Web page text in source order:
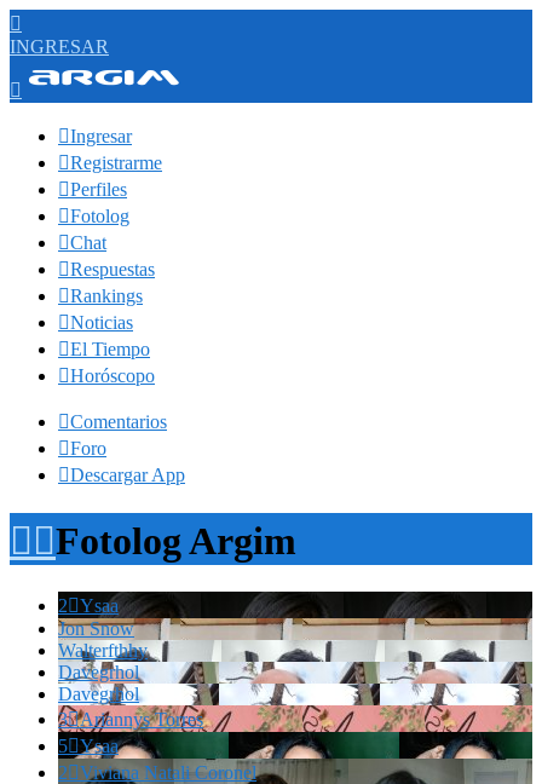

INGRESAR

Ingresar
Registrarme
Perfiles
Fotolog
Chat
Respuestas
Rankings
Noticias
El Tiempo
Horóscopo
Comentarios
Foro
Descargar App
Fotolog Argim
2Ysaa
Jon Snow
Walterfthhy
Davegrhol
Davegrhol
3Ariannys Torres
5Ysaa
2Viviana Natali Coronel